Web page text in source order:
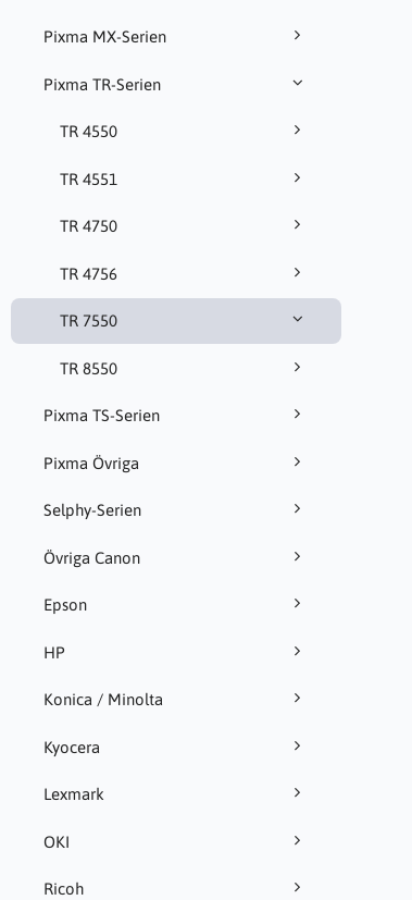
Pixma MX-Serien
Pixma TR-Serien
TR 4550
TR 4551
TR 4750
TR 4756
TR 7550
TR 8550
Pixma TS-Serien
Pixma Övriga
Selphy-Serien
Övriga Canon
Epson
HP
Konica / Minolta
Kyocera
Lexmark
OKI
Ricoh